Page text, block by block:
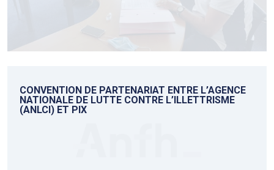
CONVENTION DE PARTENARIAT ENTRE L’AGENCE
NATIONALE DE LUTTE CONTRE L’ILLETTRISME
(ANLCI) ET PIX